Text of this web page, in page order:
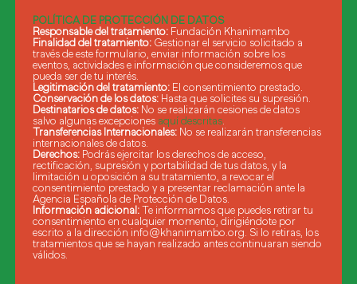
POLÍTICA DE PROTECCIÓN DE DATOS
Responsable del tratamiento:Fundación Khanimambo
Finalidad del tratamiento:Gestionar el servicio solicitado a
través de este formulario, enviar información sobre los
eventos, actividades e información que consideremos que
pueda ser de tu interés.
Legitimación del tratamiento:El consentimiento prestado.
Conservación de los datos: Hasta que solicites su supresión.
Destinatarios de datos:No se realizarán cesiones de datos
salvo algunas excepciones aquí descritas.
Transferencias Internacionales:No se realizarán transferencias
internacionales de datos.
Derechos:Podrás ejercitar los derechos de acceso,
rectificación, supresión y portabilidad de tus datos, y la
limitación u oposición a su tratamiento, a revocar el
consentimiento prestado y a presentar reclamación ante la
Agencia Española de Protección de Datos.
Información adicional:Te informamos que puedes retirar tu
consentimiento en cualquier momento, dirigiéndote por
escrito a la dirección info@khanimambo.org. Si lo retiras, los
tratamientos que se hayan realizado antes continuaran siendo
válidos.